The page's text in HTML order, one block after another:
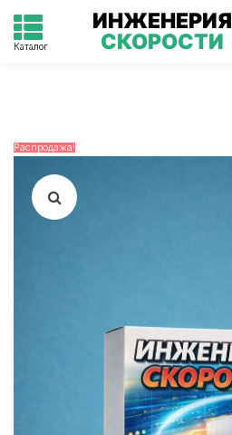
Каталог
ИНЖЕНЕРИЯ
СКОРОСТИ
Распродажа!